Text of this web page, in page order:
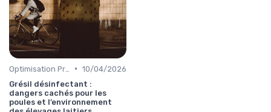
• 10/04/2026
Grésil désinfectant :
dangers cachés pour les
poules et l’environnement